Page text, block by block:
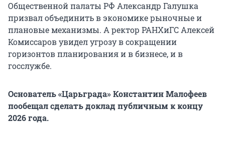
Общественной палаты РФ Александр Галушка
призвал объединить в экономике рыночные и
плановые механизмы. А ректор РАНХиГС Алексей
Комиссаров увидел угрозу в сокращении
горизонтов планирования и в бизнесе, и в
госслужбе.
Основатель «Царьграда» Константин Малофеев
пообещал сделать доклад публичным к концу
2026 года.